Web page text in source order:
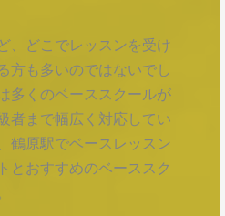
、どこでレッスンを受け
方も多いのではないでし
多くのベーススクールが
者まで幅広く対応してい
鶴原駅でベースレッスン
とおすすめのベーススク